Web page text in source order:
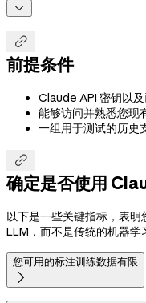


前提条件
Claude API 密钥以
能够访问并熟悉您现
一组用于测试的历史

确定是否使用
以下是一些关键指标，表
LLM，而不是传统的机器学
您可用的标注训练数据有限
